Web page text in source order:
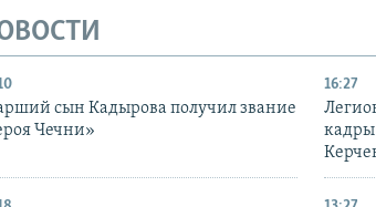
сын Кадырова получил звание
Чечни»
16:27
кадры